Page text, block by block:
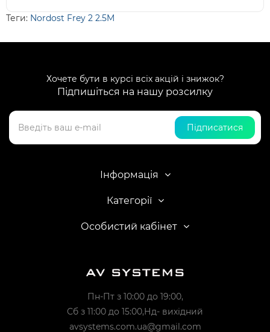
Теги: Nordost Frey 2 2.5M
Хочете бути в курсі всіх акцій і знижок?
Підпишіться на нашу розсилку
Підписатися
Інформація
Категорії
Особистий кабінет
Пн-Пт з 10:00 до 19:00,
Сб з 11:00 до 15:00,Нд- вихідний
avsystems.com.ua@gmail.com